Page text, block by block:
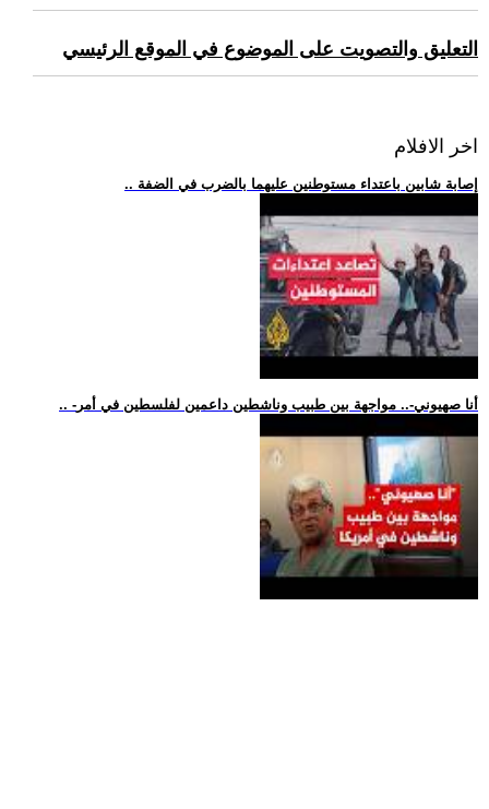
التعليق والتصويت على الموضوع في الموقع الرئيسي
اخر الافلام
.. إصابة شابين باعتداء مستوطنين عليهما بالضرب في الضفة
.. -أنا صهيوني-.. مواجهة بين طبيب وناشطين داعمين لفلسطين في أمر